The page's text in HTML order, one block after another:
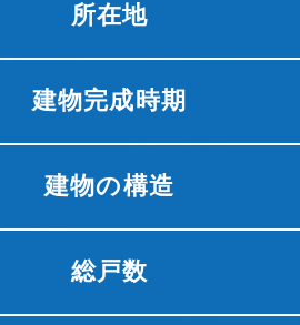
所在地
建物完成時期
建物の構造
総戸数